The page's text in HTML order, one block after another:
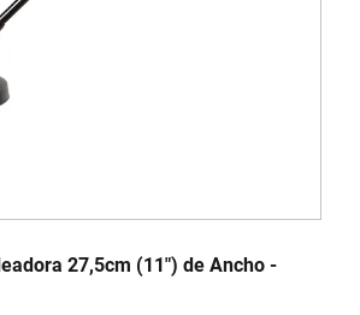
27,5cm (11") de Ancho -